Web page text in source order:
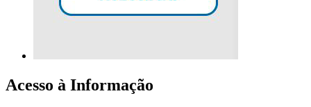
Acesso à Informação